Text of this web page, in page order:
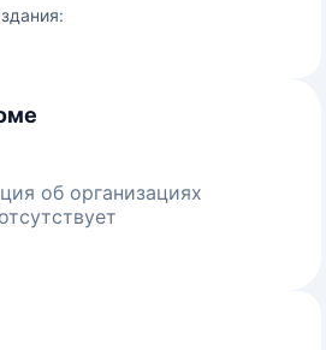
об организациях
отсутствует